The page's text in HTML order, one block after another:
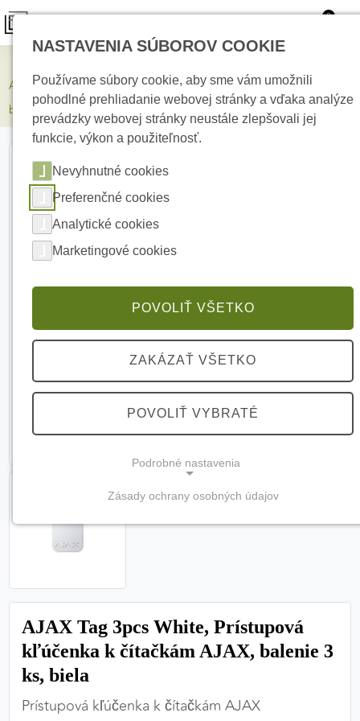
0
AJAX Tag 3pcs White, Prístupová kľúčenka k čítačkám AJAX,
balenie 3 ks, biela
AJAX Tag 3pcs White, Prístupová
kľúčenka k čítačkám AJAX, balenie 3
ks, biela
Prístupová kľúčenka k čítačkám AJAX
NASTAVENIA SÚBOROV COOKIE
Používame súbory cookie, aby sme vám umožnili
pohodlné prehliadanie webovej stránky a vďaka analýze
prevádzky webovej stránky neustále zlepšovali jej
funkcie, výkon a použiteľnosť.
Nevyhnutné cookies
Preferenčné cookies
Analytické cookies
Marketingové cookies
POVOLIŤ VŠETKO
ZAKÁZAŤ VŠETKO
POVOLIŤ VYBRATÉ
Podrobné nastavenia
webovej stránky a bez nich by nebolo možné
zabezpečiť jej plnú funkčnosť.
Nevyhnutné cookies
PREFERENČNÉ COOKIES
Zásady ochrany osobných údajov